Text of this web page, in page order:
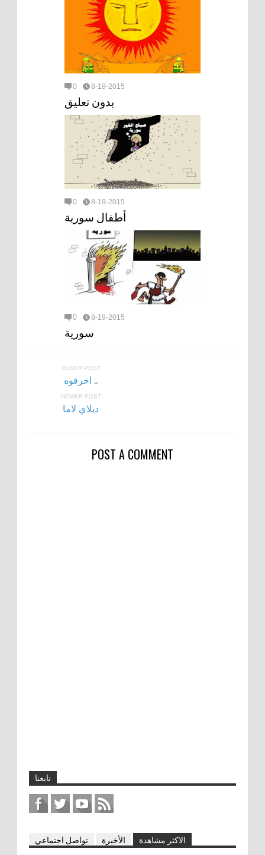
0 8-19-2015
بدون تعليق
0 8-19-2015
أطفال سورية
0 8-19-2015
سورية
OLDER POST
احرقوه ..
NEWER POST
ديلاي لاما
POST A COMMENT
تابعنا
الاكثر مشاهدة الأخيرة تواصل اجتماعي